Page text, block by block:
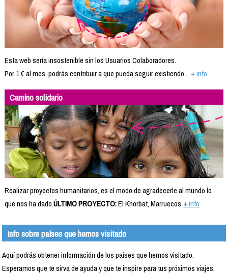
Esta web sería insostenible sin los Usuarios Colaboradores.
Por 1 € al mes, podrás contribuir a que pueda seguir existiendo... + info
Camino solidario
Realizar proyectos humanitarios, es el modo de agradecerle al mundo lo
que nos ha dado.ÚLTIMO PROYECTO:El Khorbat, Marruecos + info
Info sobre países que hemos visitado
Aquí podrás obtener información de los países que hemos visitado.
Esperamos que te sirva de ayuda y que te inspire para tus próximos viajes.